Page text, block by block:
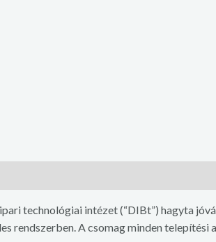
technológiai intézet (“DIBt”) hagyta
rendszerben. A csomag minden telepítési